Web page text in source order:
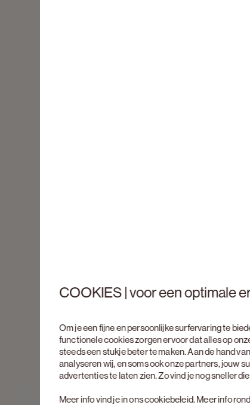
COOKIES | voor een optimale
Om je een fijne en persoonlijke surfervaring te
functionele cookies zorgen ervoor dat alles op
steeds een stukje beter te maken. Aan de hand
analyseren wij, en soms ook onze partners, jouw
advertenties te laten zien. Zo vind je nog sneller
Meer info vind je in onscookiebeleid. Meer info